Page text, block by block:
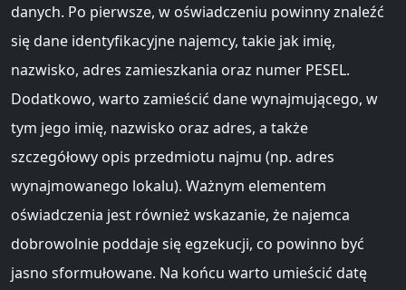
danych. Po pierwsze, w oświadczeniu powinny znaleźć
się dane identyfikacyjne najemcy, takie jak imię,
nazwisko, adres zamieszkania oraz numer PESEL.
Dodatkowo, warto zamieścić dane wynajmującego, w
tym jego imię, nazwisko oraz adres, a także
szczegółowy opis przedmiotu najmu (np. adres
wynajmowanego lokalu). Ważnym elementem
oświadczenia jest również wskazanie, że najemca
dobrowolnie poddaje się egzekucji, co powinno być
jasno sformułowane. Na końcu warto umieścić datę